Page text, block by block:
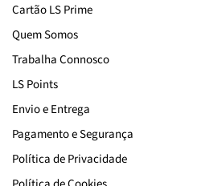
Cartão LS Prime
Quem Somos
Trabalha Connosco
LS Points
Envio e Entrega
Pagamento e Segurança
Política de Privacidade